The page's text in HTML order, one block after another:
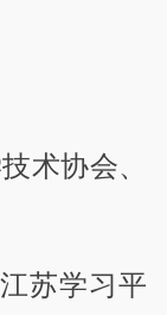
术协会、
江苏学习平